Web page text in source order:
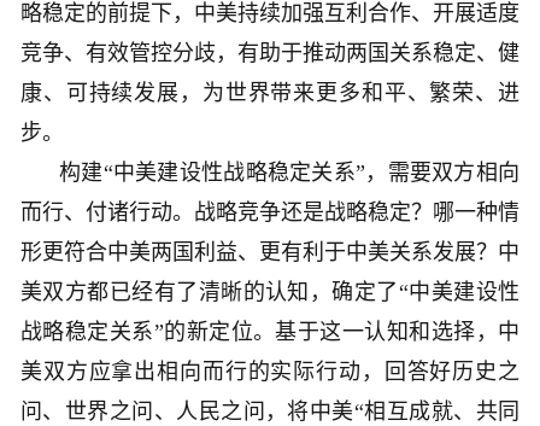
略稳定的前提下，中美持续加强互利合作、开展适度
竞争、有效管控分歧，有助于推动两国关系稳定、健
康、可持续发展，为世界带来更多和平、繁荣、进
步。
构建“中美建设性战略稳定关系”，需要双方相向
而行、付诸行动。战略竞争还是战略稳定？哪一种情
形更符合中美两国利益、更有利于中美关系发展？中
美双方都已经有了清晰的认知，确定了“中美建设性
战略稳定关系”的新定位。基于这一认知和选择，中
美双方应拿出相向而行的实际行动，回答好历史之
问、世界之问、人民之问，将中美“相互成就、共同